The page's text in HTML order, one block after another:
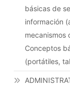
básicas de
información
mecanismos
Conceptos
(portátiles,